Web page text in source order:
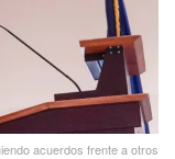
acuerdos frente a otros